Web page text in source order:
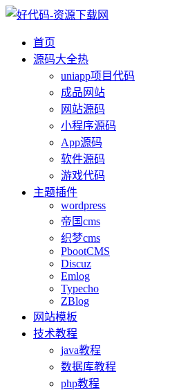
首页
源码大全热
uniapp项目代码
成品网站
网站源码
小程序源码
App源码
软件源码
游戏代码
主题插件
wordpress
帝国cms
织梦cms
PbootCMS
Discuz
Emlog
Typecho
ZBlog
网站模板
技术教程
java教程
数据库教程
php教程